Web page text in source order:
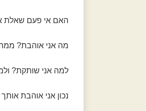
האם אי פעם שאלת
מה אני אוהבת?
למה אני שותקת?
נכון אני אוהבת